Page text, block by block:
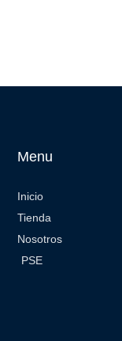
Menu
Inicio
Tienda
Nosotros
PSE